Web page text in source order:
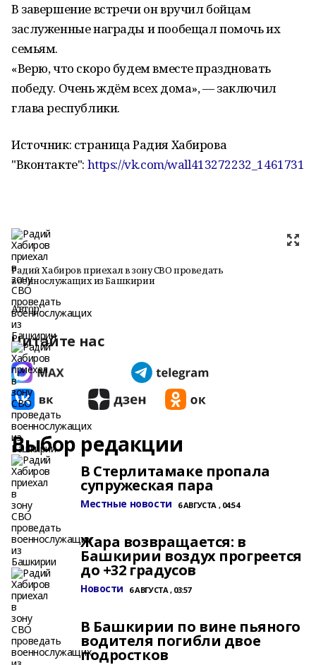
В завершение встречи он вручил бойцам
заслуженные награды и пообещал помочь их
семьям.
«Верю, что скоро будем вместе праздновать
победу. Очень ждём всех дома», — заключил
глава республики.
Источник: страница Радия Хабирова
"Вконтакте": https://vk.com/wall413272232_1461731
Радий Хабиров приехал в зону СВО проведать
военнослужащих из Башкирии
Автор:
Читайте нас
Выбор редакции
В Стерлитамаке пропала
супружеская пара
Местные новости 6 АВГУСТА , 04:54
Жара возвращается: в
Башкирии воздух прогреется
до +32 градусов
Новости 6 АВГУСТА , 03:57
В Башкирии по вине пьяного
водителя погибли двое
подростков